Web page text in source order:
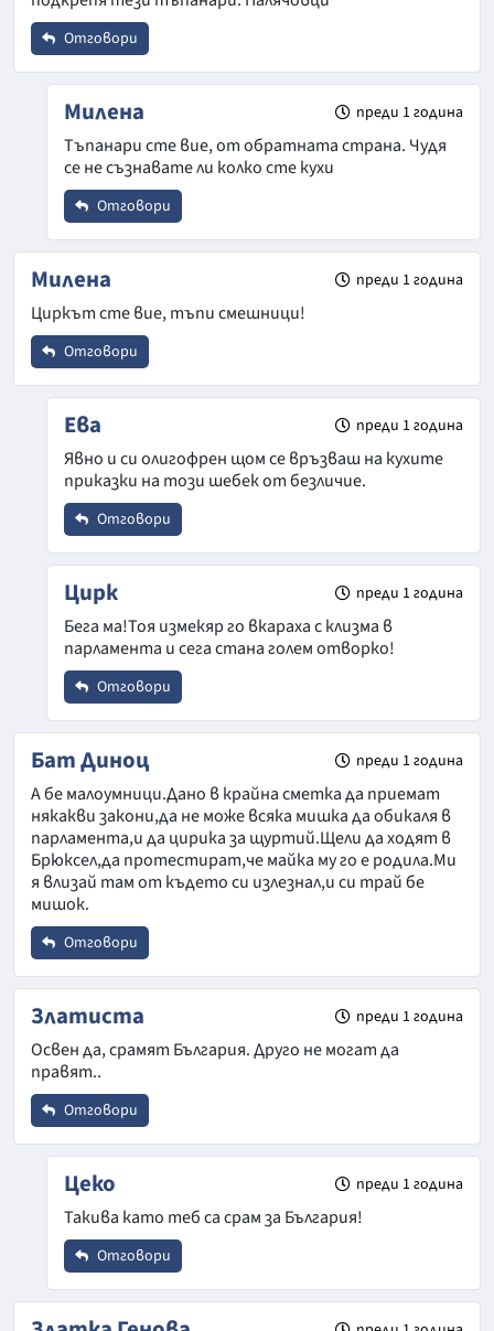
Откажи
Коментар*
Отговори
Коментар
Откажи
Милена преди 1 година
Тъпанари сте вие, от обратната страна. Чудя
се не съзнавате ли колко сте кухи
Отговори
Email
Коментар
Откажи
Милена преди 1 година
Циркът сте вие, тъпи смешници!
Отговори
Име*
Email
Коментар
Откажи
Ева преди 1 година
Явно и си олигофрен щом се връзваш на кухите
приказки на този шебек от безличие.
Отговори
Име
Email
Коментар
Цирк преди 1 година
Бега ма!Тоя измекяр го вкараха с клизма в
парламента и сега стана голем отворко!
Отговори
Email
Коментар
Бат Диноц преди 1 година
А бе малоумници.Дано в крайна сметка да приемат
някакви закони,да не може всяка мишка да обикаля в
парламента,и да цирика за щуртий.Щели да ходят в
Брюксел,да протестират,че майка му го е родила.Ми
я влизай там от където си излезнал,и си трай бе
мишок.
Отговори
Коментар
Златиста преди 1 година
Освен да, срамят България. Друго не могат да
правят..
Отговори
Email
Цеко преди 1 година
Такива като теб са срам за България!
Отговори
Име